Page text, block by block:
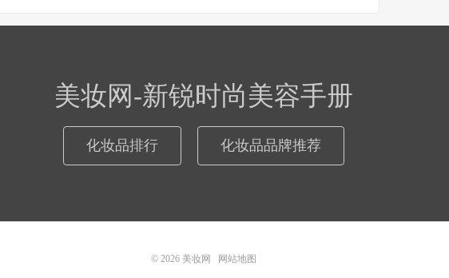
美妆网-新锐时尚美容手册
化妆品排行 化妆品品牌推荐
© 2026 美妆网 网站地图